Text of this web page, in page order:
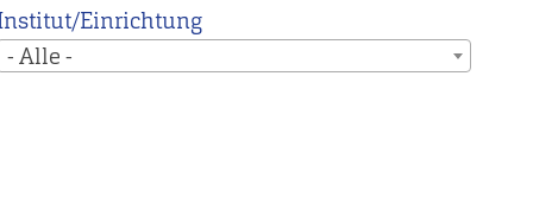
Einrichtung
- Alle -